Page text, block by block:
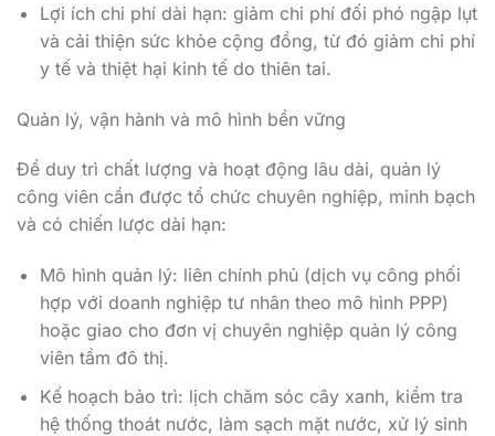
Lợi ích chi phí dài hạn: giảm chi phí đối phó ngập lụt
và cải thiện sức khỏe cộng đồng, từ đó giảm chi phí
y tế và thiệt hại kinh tế do thiên tai.
Quản lý, vận hành và mô hình bền vững
Để duy trì chất lượng và hoạt động lâu dài, quản lý
công viên cần được tổ chức chuyên nghiệp, minh bạch
và có chiến lược dài hạn:
Mô hình quản lý: liên chính phủ (dịch vụ công phối
hợp với doanh nghiệp tư nhân theo mô hình PPP)
hoặc giao cho đơn vị chuyên nghiệp quản lý công
viên tầm đô thị.
Kế hoạch bảo trì: lịch chăm sóc cây xanh, kiểm tra
hệ thống thoát nước, làm sạch mặt nước, xử lý sinh